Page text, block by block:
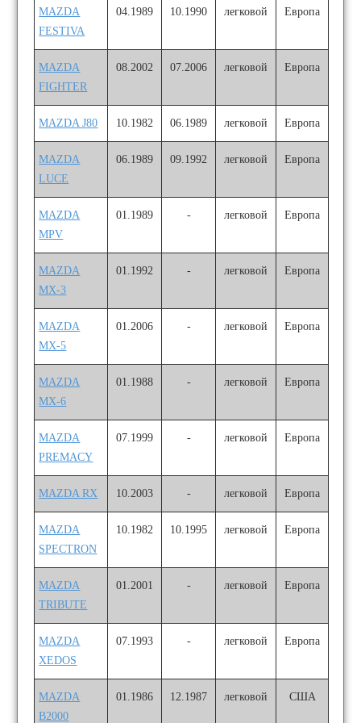
MAZDA
FESTIVA
04.1989 10.1990 легковой Европа
MAZDA
FIGHTER
08.2002 07.2006 легковой Европа
MAZDA J80 10.1982 06.1989 легковой Европа
MAZDA
LUCE
06.1989 09.1992 легковой Европа
MAZDA
MPV
01.1989 - легковой Европа
MAZDA
MX-3
01.1992 - легковой Европа
MAZDA
MX-5
01.2006 - легковой Европа
MAZDA
MX-6
01.1988 - легковой Европа
MAZDA
PREMACY
07.1999 - легковой Европа
MAZDA RX 10.2003 - легковой Европа
MAZDA
SPECTRON
10.1982 10.1995 легковой Европа
MAZDA
TRIBUTE
01.2001 - легковой Европа
MAZDA
XEDOS
07.1993 - легковой Европа
MAZDA
B2000
01.1986 12.1987 легковой США